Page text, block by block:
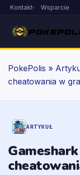
Kontakt Wsparcie
PokePolis »
cheatowania w
ARTYKUŁ